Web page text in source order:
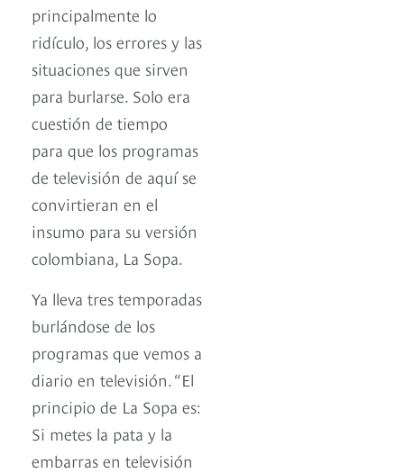
principalmente lo
ridículo, los errores y las
situaciones que sirven
para burlarse. Solo era
cuestión de tiempo
para que los programas
de televisión de aquí se
convirtieran en el
insumo para su versión
colombiana, La Sopa.
Ya lleva tres temporadas
burlándose de los
programas que vemos a
diario en televisión. “El
principio de La Sopa es:
Si metes la pata y la
embarras en televisión